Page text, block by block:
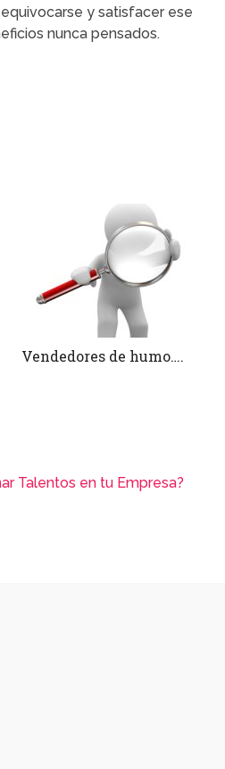
y satisfacer ese
nunca pensados.
Vendedores de humo….
Talentos en tu Empresa?